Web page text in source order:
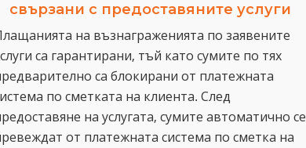
свързани с предоставяните услуги
на възнаграженията по заявените
са гарантирани, тъй като сумите по тях
са блокирани от платежната
по сметката на клиента. След
на услугата, сумите автоматично се
от платежната система по сметка на